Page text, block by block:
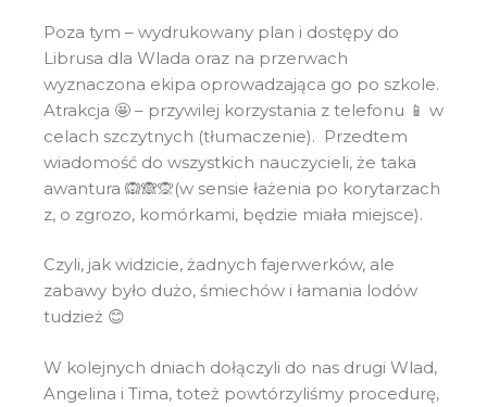
Poza tym – wydrukowany plan i dostępy do
Librusa dla Wlada oraz na przerwach
wyznaczona ekipa oprowadzająca go po szkole.
Atrakcja 🤩 – przywilej korzystania z telefonu 📱 w
celach szczytnych (tłumaczenie). Przedtem
wiadomość do wszystkich nauczycieli, że taka
awantura 🙉🙈🙊(w sensie łażenia po korytarzach
z, o zgrozo, komórkami, będzie miała miejsce).
Czyli, jak widzicie, żadnych fajerwerków, ale
zabawy było dużo, śmiechów i łamania lodów
tudzież 😊
W kolejnych dniach dołączyli do nas drugi Wlad,
Angelina i Tima, toteż powtórzyliśmy procedurę,